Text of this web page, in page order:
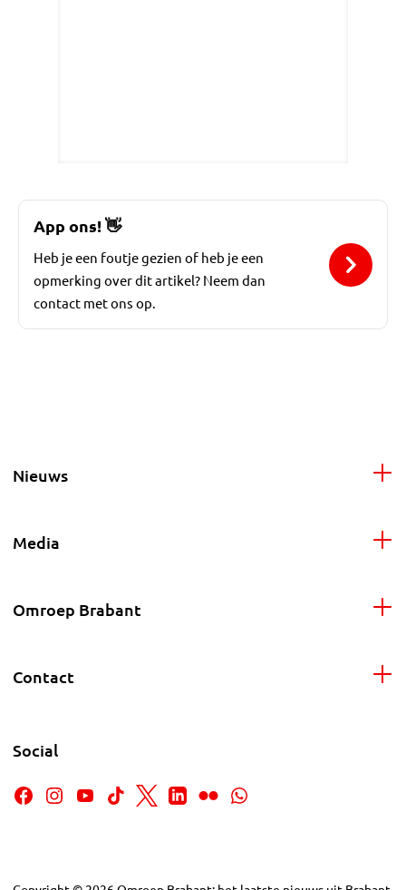
App ons!👋
Heb je een foutje gezien of heb je een
opmerking over dit artikel? Neem dan
contact met ons op.
Nieuws
Media
Omroep Brabant
Contact
Social